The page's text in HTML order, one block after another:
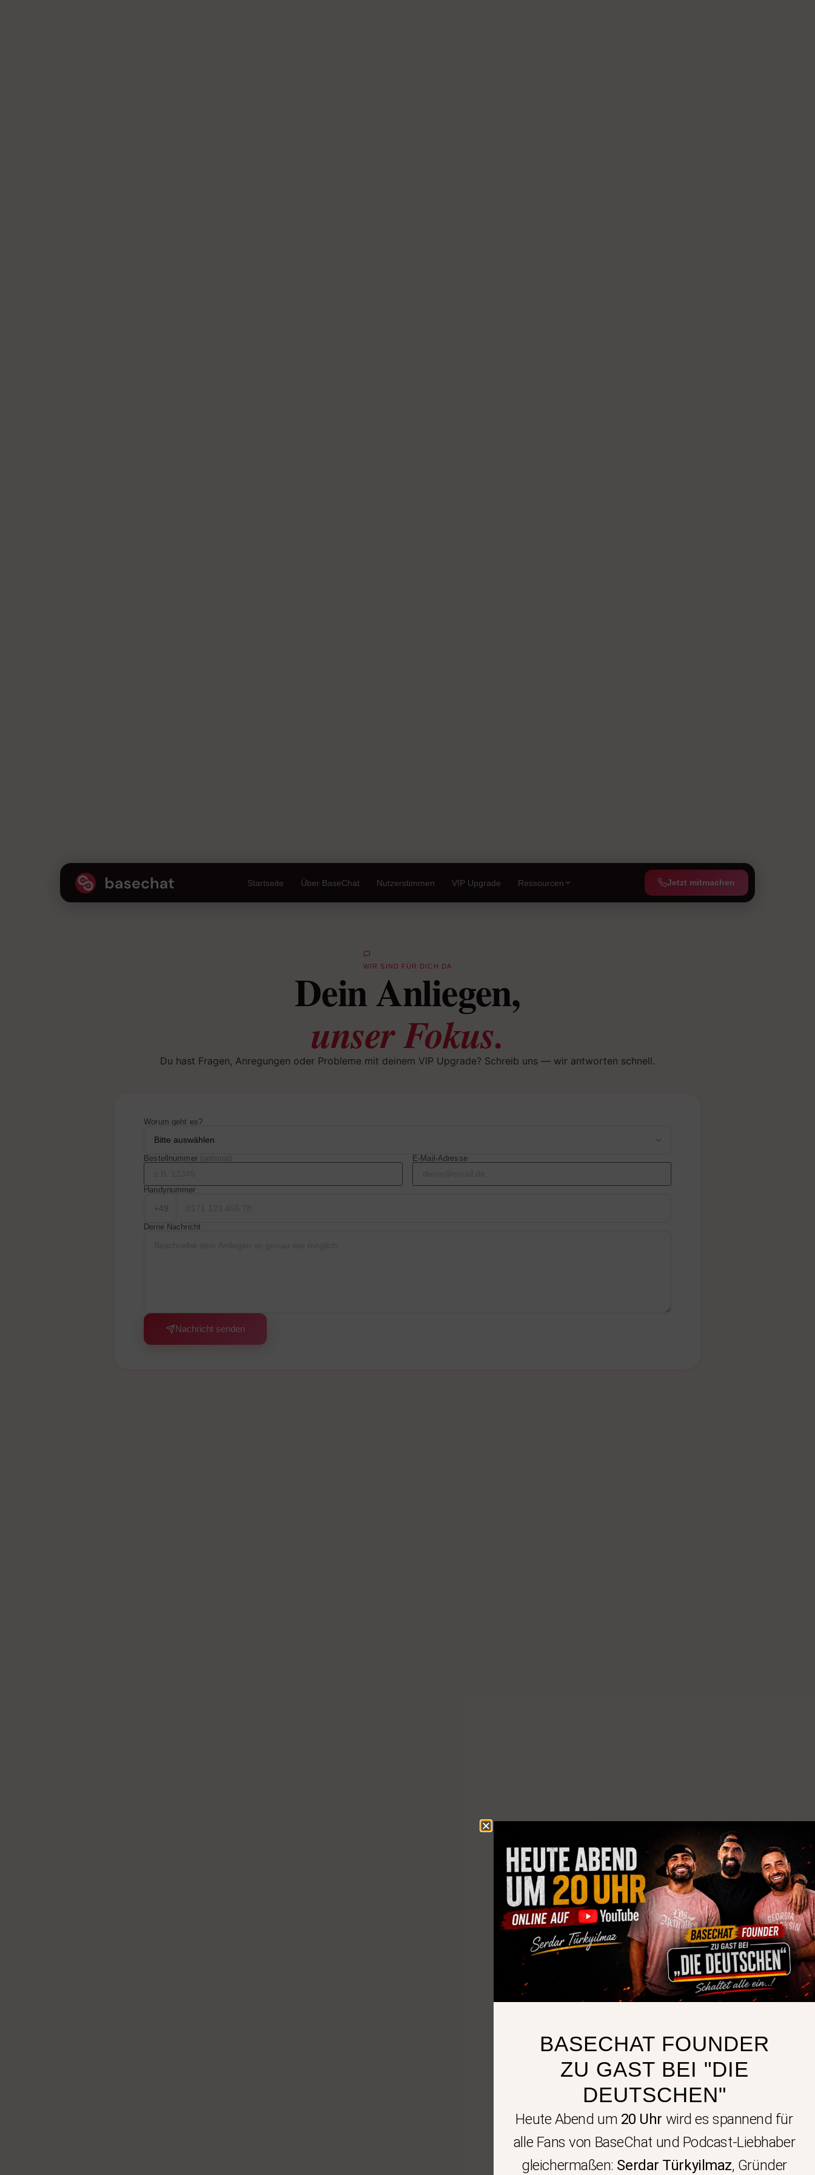
Startseite Über BaseChat Nutzerstimmen VIP Upgrade Ressourcen Jetzt mitmachen
WIR SIND FÜR DICH DA
Dein Anliegen,
unser Fokus.
Du hast Fragen, Anregungen oder Probleme mit deinem VIP Upgrade? Schreib uns — wir antworten schnell.
Worum geht es?
Bestellnummer (optional) E-Mail-Adresse
Handynummer
+49
Deine Nachricht
Nachricht senden
BASECHAT FOUNDER
ZU GAST BEI "DIE
DEUTSCHEN"
Heute Abend um 20 Uhr wird es spannend für
alle Fans von BaseChat und Podcast-Liebhaber
gleichermaßen: Serdar Türkyilmaz, Gründer